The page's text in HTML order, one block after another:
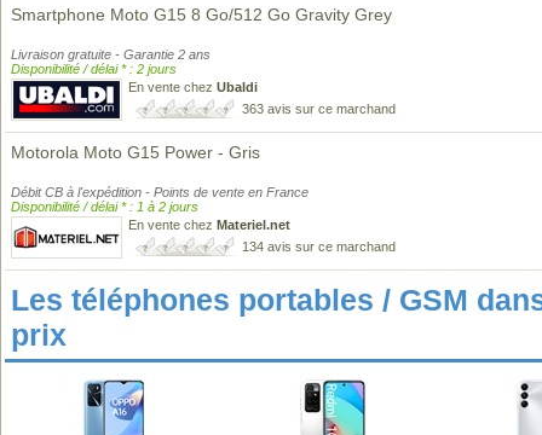
Smartphone Moto G15 8 Go/512 Go Gravity Grey
Livraison gratuite - Garantie 2 ans
Disponibilité / délai * : 2 jours
En vente chez Ubaldi
363 avis sur ce marchand
Motorola Moto G15 Power - Gris
Débit CB à l'expédition - Points de vente en France
Disponibilité / délai * : 1 à 2 jours
En vente chez Materiel.net
134 avis sur ce marchand
Les téléphones portables / GSM
prix